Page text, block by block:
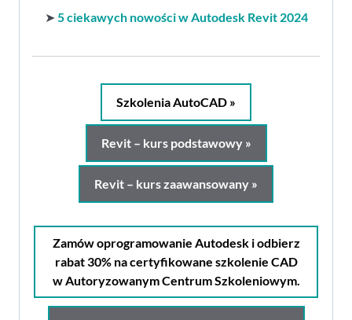
➤ 5 ciekawych nowości w Autodesk Revit 2024
Szkolenia AutoCAD »
Revit – kurs podstawowy »
Revit – kurs zaawansowany »
Zamów oprogramowanie Autodesk i odbierz
rabat 30% na certyfikowane szkolenie CAD
w Autoryzowanym Centrum Szkoleniowym.